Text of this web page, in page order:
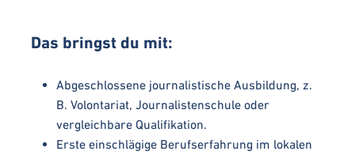
Das bringst du mit:
Abgeschlossene journalistische Ausbildung, z.
B. Volontariat, Journalistenschule oder
vergleichbare Qualifikation.
Erste einschlägige Berufserfahrung im lokalen